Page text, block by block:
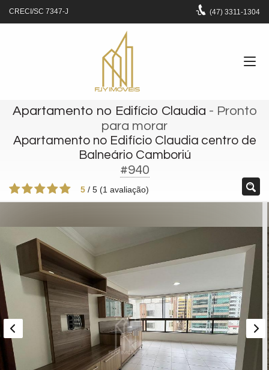
CRECI/SC 7347-J (47) 3311-1304
Apartamento no Edifício Claudia - Pronto
para morar
Apartamento no Edifício Claudia centro de
Balneário Camboriú
#940
5 / 5 (1 avaliação)